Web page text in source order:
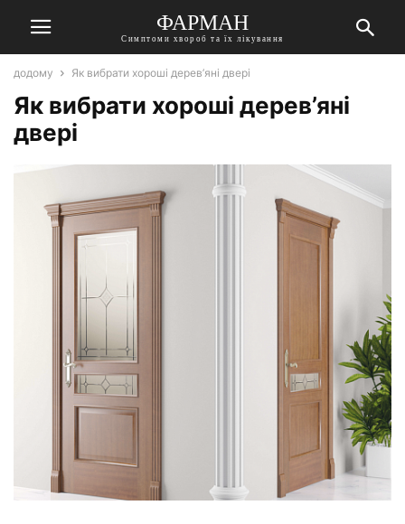
ФАРМАН
Симптоми хвороб та їх лікування
додому Як вибрати хороші дерев’яні двері
Як вибрати хороші дерев’яні
двері